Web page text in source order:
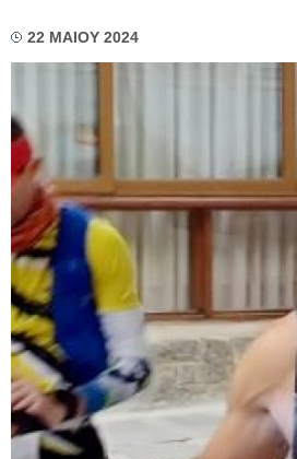
22 ΜΑΙΟΥ 2024